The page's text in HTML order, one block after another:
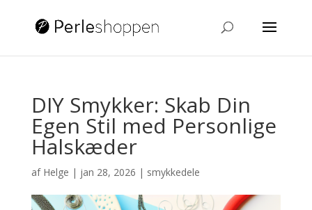
DIY Smykker: Skab Din
Egen Stil med Personlige
Halskæder
af Helge | jan 28, 2026 | smykkedele